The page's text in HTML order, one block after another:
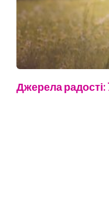
Джерела